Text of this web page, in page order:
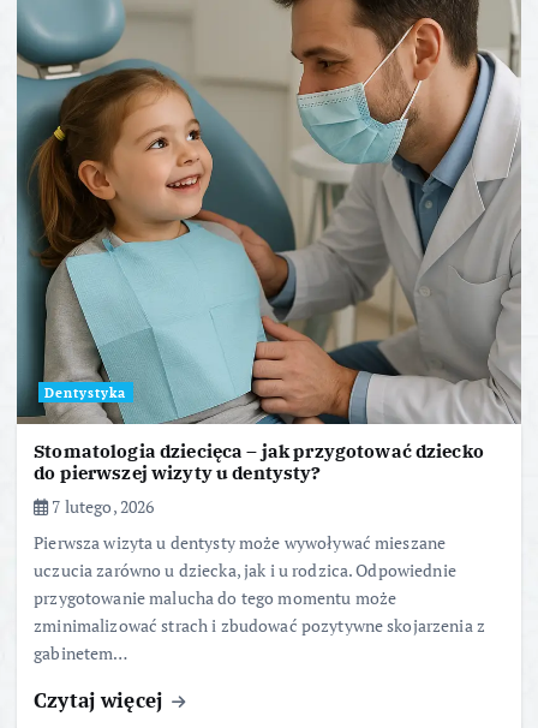
Dentystyka
Stomatologia dziecięca – jak przygotować dziecko
do pierwszej wizyty u dentysty?
7 lutego, 2026
Pierwsza wizyta u dentysty może wywoływać mieszane
uczucia zarówno u dziecka, jak i u rodzica. Odpowiednie
przygotowanie malucha do tego momentu może
zminimalizować strach i zbudować pozytywne skojarzenia z
gabinetem…
Czytaj więcej